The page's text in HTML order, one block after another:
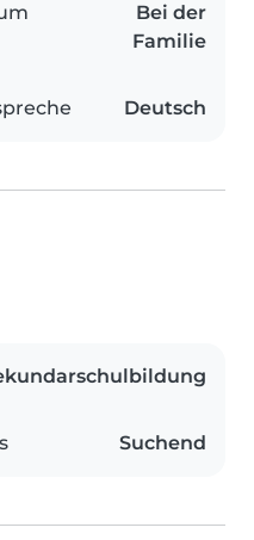
Bei der
Familie
Deutsch
Suchend